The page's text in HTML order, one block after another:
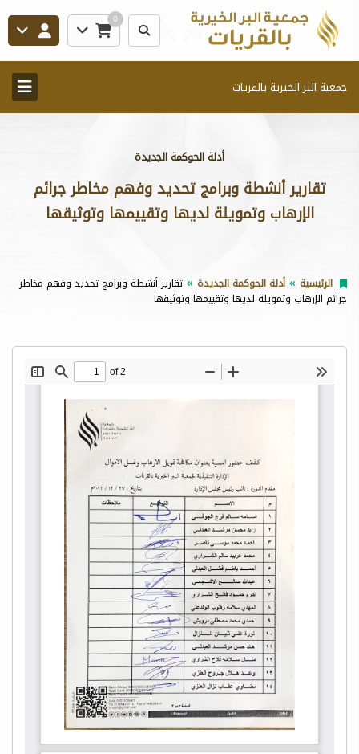
0
جمعية البر الخيرية بالقريات
أدلة الحوكمة الجديدة
تقارير أنشطة وبرامج تحديد وفهم مخاطر جرائم
الإرهاب وتمويلة لديها وتقييمها وتوثيقها
الرئيسية أدلة الحوكمة الجديدة
تقارير أنشطة وبرامج تحديد وفهم مخاطر
جرائم الإرهاب وتمويلة لديها وتقييمها وتوثيقها